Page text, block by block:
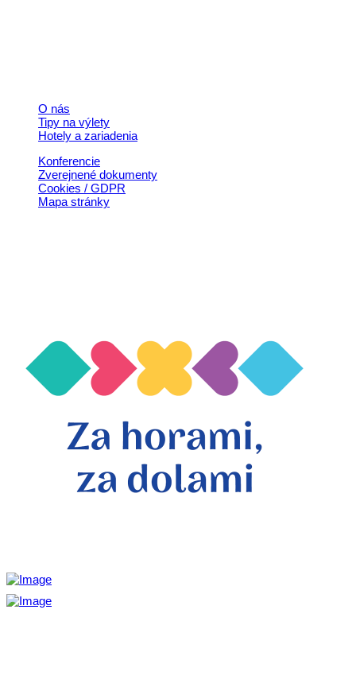
O nás
Tipy na výlety
Hotely a zariadenia
Konferencie
Zverejnené dokumenty
Cookies / GDPR
Mapa stránky